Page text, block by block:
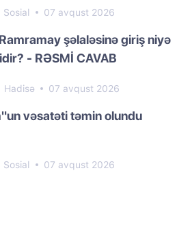
Sosial 07 avqust 2026
şəlaləsinə giriş niyə
- RƏSMİ CAVAB
Hadisə 07 avqust 2026
vəsatəti təmin olundu
Sosial 07 avqust 2026